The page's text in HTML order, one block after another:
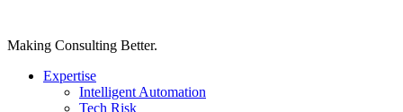
Making Consulting Better.
Expertise
Intelligent Automation
Tech Risk